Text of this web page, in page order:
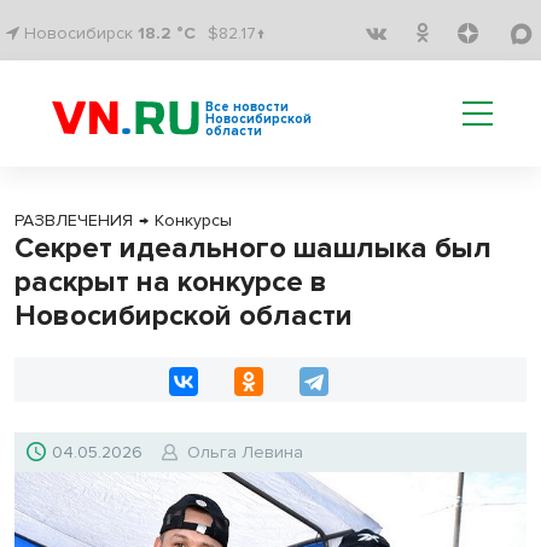
Новосибирск 18.2 °C $82.17↑
Все новости
Новосибирской
области
РАЗВЛЕЧЕНИЯ → Конкурсы
Секрет идеального шашлыка был
раскрыт на конкурсе в
Новосибирской области
04.05.2026 Ольга Левина